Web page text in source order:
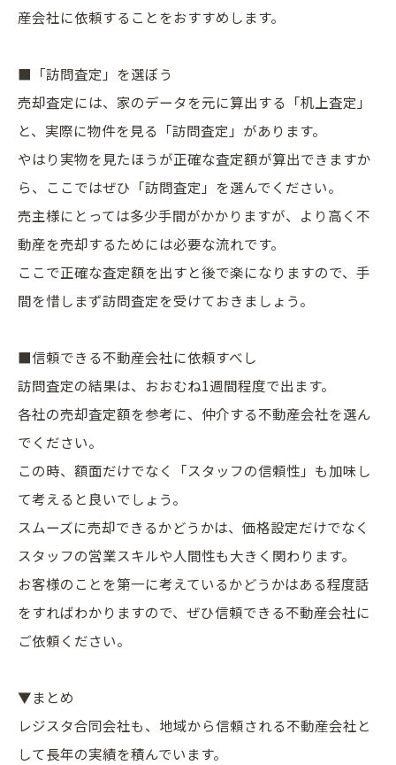
産会社に依頼することをおすすめします。
■「訪問査定 」を選ぼう
売却査定には、家のデータを元に算出する「机上査定 」
と、実際に物件を見る「訪問査定 」があります。
やはり実物を見たほうが正確な査定額が算出できますか
ら、ここではぜひ「訪問査定 」を選んでください。
売主様にとっては多少手間がかかりますが、より高く 不
動産を売却するためには必要な流れです。
ここで正確な査定額を出すと後で楽になりますので、手
間を惜しまず訪問査定を受けておきましょう。
■信頼できる不動産会社に依頼すべし
訪問査定の結果は、おおむね1週間程度で出ます。
各社の売却査定額を参考に、仲介する不動産会社を選ん
でください。
この時、額面だけでなく「スタッフの信頼性」も加味し
て考えると良いでしょう。
スムーズに売却できるかどうかは、価格設定だけでなく
スタッフの営業スキルや人間性も大きく関わります。
お客様のことを第一に考えているかどうかはある程度話
をすればわかりますので、ぜひ信頼できる不動産会社に
ご依頼ください。
▼まとめ
レジスタ合同会社も、地域から信頼される不動産会社と
して長年の実績を積んでいます。